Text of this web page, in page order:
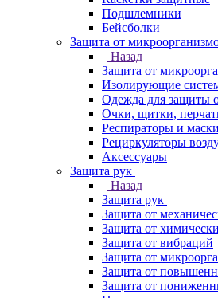
Подшлемники
Бейсболки
Защита от
Назад
Защита от
Изолирующие
Одежда для защиты
Очки, щитки,
Респираторы и маски
Рециркуляторы
Аксессуары
Защита рук
Назад
Защита рук
Защита от
Защита от
Защита от вибраций
Защита от
Защита от
Защита от